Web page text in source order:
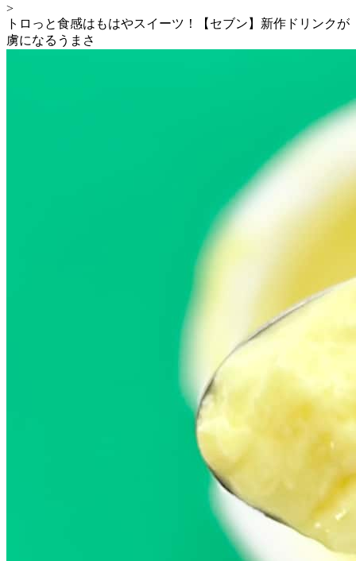
>
トロっと食感はもはやスイーツ！【セブン】新作ドリンクが
虜になるうまさ